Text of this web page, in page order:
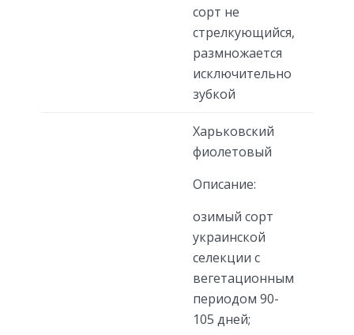
сорт не
стрелкующийся,
размножается
исключительно
зубкой
Харьковский
фиолетовый
Описание:
озимый сорт
украинской
селекции с
вегетационным
периодом 90-
105 дней;